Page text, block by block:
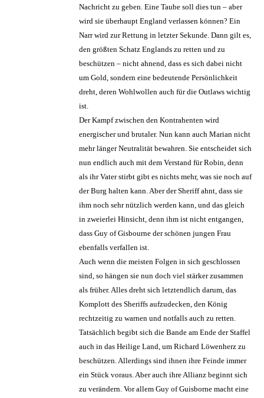
Nachricht zu geben. Eine Taube soll dies tun – aber
wird sie überhaupt England verlassen können? Ein
Narr wird zur Rettung in letzter Sekunde. Dann gilt es,
den größten Schatz Englands zu retten und zu
beschützen – nicht ahnend, dass es sich dabei nicht
um Gold, sondern eine bedeutende Persönlichkeit
dreht, deren Wohlwollen auch für die Outlaws wichtig
ist.
Der Kampf zwischen den Kontrahenten wird
energischer und brutaler. Nun kann auch Marian nicht
mehr länger Neutralität bewahren. Sie entscheidet sich
nun endlich auch mit dem Verstand für Robin, denn
als ihr Vater stirbt gibt es nichts mehr, was sie noch auf
der Burg halten kann. Aber der Sheriff ahnt, dass sie
ihm noch sehr nützlich werden kann, und das gleich
in zweierlei Hinsicht, denn ihm ist nicht entgangen,
dass Guy of Gisbourne der schönen jungen Frau
ebenfalls verfallen ist.
Auch wenn die meisten Folgen in sich geschlossen
sind, so hängen sie nun doch viel stärker zusammen
als früher. Alles dreht sich letztendlich darum, das
Komplott des Sheriffs aufzudecken, den König
rechtzeitig zu warnen und notfalls auch zu retten.
Tatsächlich begibt sich die Bande am Ende der Staffel
auch in das Heilige Land, um Richard Löwenherz zu
beschützen. Allerdings sind ihnen ihre Feinde immer
ein Stück voraus. Aber auch ihre Allianz beginnt sich
zu verändern. Vor allem Guy of Guisborne macht eine